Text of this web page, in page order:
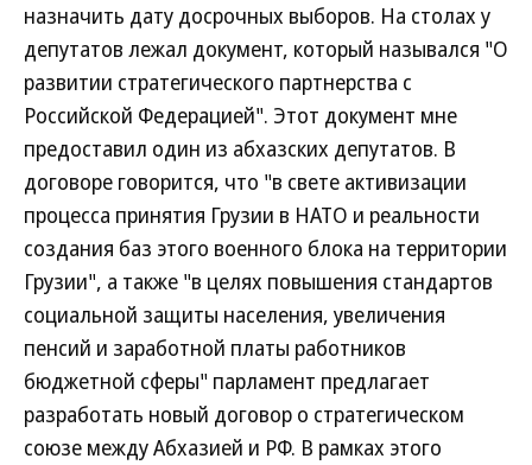
назначить дату досрочных выборов. На столах у
депутатов лежал документ, который назывался "О
развитии стратегического партнерства с
Российской Федерацией". Этот документ мне
предоставил один из абхазских депутатов. В
договоре говорится, что "в свете активизации
процесса принятия Грузии в НАТО и реальности
создания баз этого военного блока на территории
Грузии", а также "в целях повышения стандартов
социальной защиты населения, увеличения
пенсий и заработной платы работников
бюджетной сферы" парламент предлагает
разработать новый договор о стратегическом
союзе между Абхазией и РФ. В рамках этого